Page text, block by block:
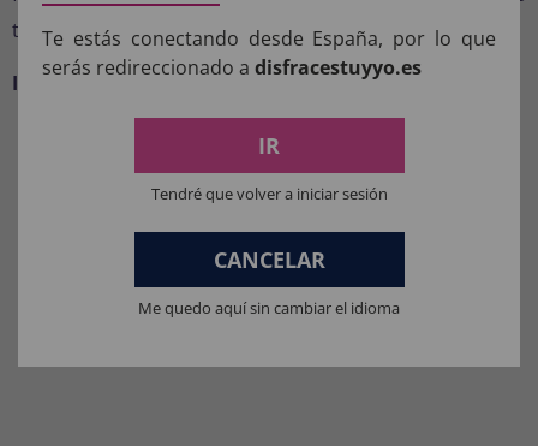
temáticas com um estilo elegante e muito divertido.
Inclui: Toga com colarinho, gravata e capelo.
COMPOSIÇÃO DOS NOSSOS
PRODUTOS:
Materiais para fantasias, acessórios de roupas e perucas: 100%
POLIÉSTER.
Materiais da máscara: 100% LÁTEX.
Te estás conectando desde España, por lo que
serás redireccionado a disfracestuyyo.es
IR
Tendré que volver a iniciar sesión
CANCELAR
Me quedo aquí sin cambiar el idioma